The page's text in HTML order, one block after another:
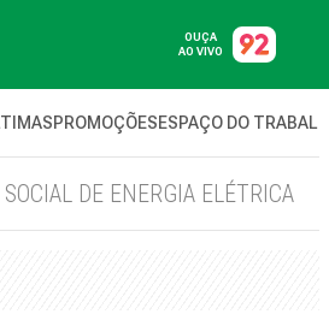
OUÇA
AO VIVO
PROMOÇÕESESPAÇO DO
SOCIAL DE ENERGIA ELÉTRICA